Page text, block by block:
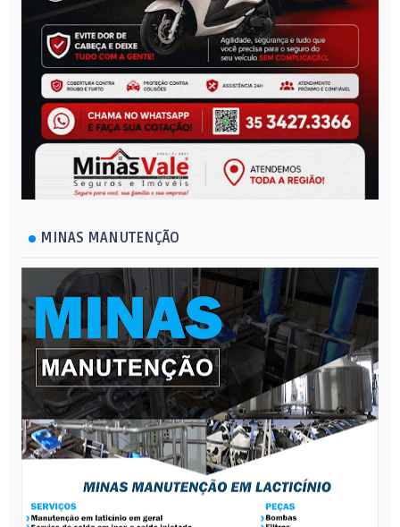
MINAS MANUTENÇÃO